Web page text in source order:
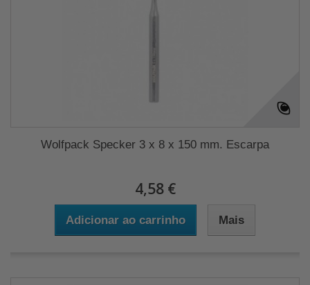
Wolfpack Specker 3 x 8 x 150 mm. Escarpa
4,58 €
Adicionar ao carrinho Mais